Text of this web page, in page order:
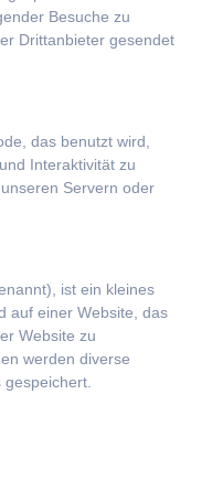
Besuche zu
Drittanbieter gesendet
das benutzt wird,
Interaktivität zu
Servern oder
ist ein kleines
auf einer Website, das
Website zu
werden diverse